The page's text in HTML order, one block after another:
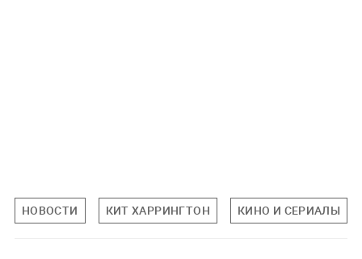
НОВОСТИ КИТ ХАРРИНГТОН КИНО И СЕРИАЛЫ